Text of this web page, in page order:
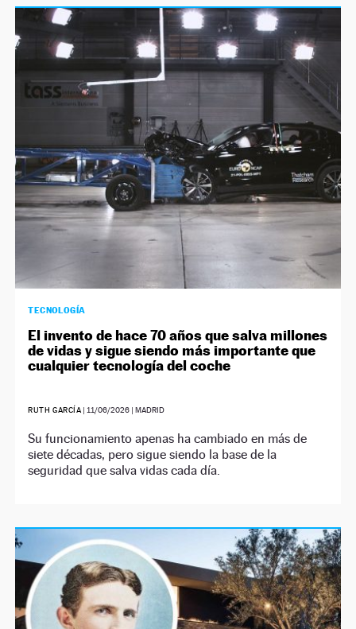
TECNOLOGÍA
El invento de hace 70 años que salva millones
de vidas y sigue siendo más importante que
cualquier tecnología del coche
RUTH GARCÍA | 11/06/2026 | MADRID
Su funcionamiento apenas ha cambiado en más de
siete décadas, pero sigue siendo la base de la
seguridad que salva vidas cada día.